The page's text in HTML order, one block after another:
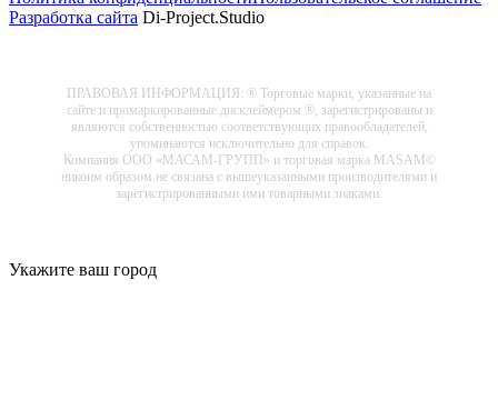
Разработка сайта Di-Project.Studio
ПРАВОВАЯ ИНФОРМАЦИЯ: ® Торговые марки, указанные на
сайте и промаркированные дисклеймером ®, зарегистрированы и
являются собственностью соответствующих правообладателей,
упоминаются исключительно для справок.
Компания ООО «МАСАМ-ГРУПП» и торговая марка MASAM©
никоим образом не связана с вышеуказанными производителями и
зарегистрированными ими товарными знаками.
Укажите ваш город